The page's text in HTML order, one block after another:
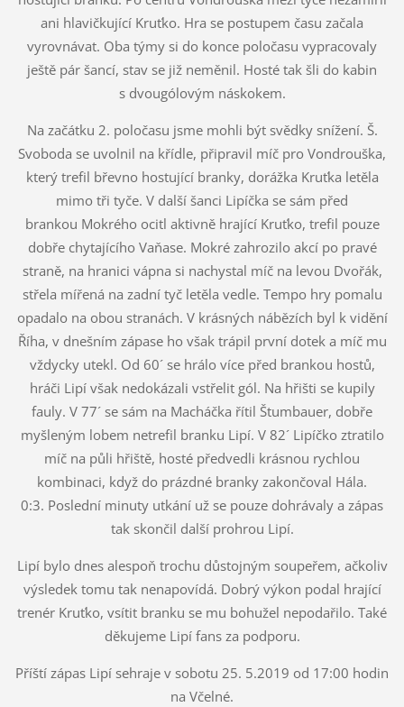
ani hlavičkující Kruťko. Hra se postupem času začala
vyrovnávat. Oba týmy si do konce poločasu vypracovaly
ještě pár šancí, stav se již neměnil. Hosté tak šli do kabin
s dvougólovým náskokem.
Na začátku 2. poločasu jsme mohli být svědky snížení. Š.
Svoboda se uvolnil na křídle, připravil míč pro Vondrouška,
který trefil břevno hostující branky, dorážka Kruťka letěla
mimo tři tyče. V další šanci Lipíčka se sám před
brankou Mokrého ocitl aktivně hrající Kruťko, trefil pouze
dobře chytajícího Vaňase. Mokré zahrozilo akcí po pravé
straně, na hranici vápna si nachystal míč na levou Dvořák,
střela mířená na zadní tyč letěla vedle. Tempo hry pomalu
opadalo na obou stranách. V krásných nábězích byl k vidění
Říha, v dnešním zápase ho však trápil první dotek a míč mu
vždycky utekl. Od 60´ se hrálo více před brankou hostů,
hráči Lipí však nedokázali vstřelit gól. Na hřišti se kupily
fauly. V 77´ se sám na Macháčka řítil Štumbauer, dobře
myšleným lobem netrefil branku Lipí. V 82´ Lipíčko ztratilo
míč na půli hřiště, hosté předvedli krásnou rychlou
kombinaci, když do prázdné branky zakončoval Hála.
0:3. Poslední minuty utkání už se pouze dohrávaly a zápas
tak skončil další prohrou Lipí.
Lipí bylo dnes alespoň trochu důstojným soupeřem, ačkoliv
výsledek tomu tak nenapovídá. Dobrý výkon podal hrající
trenér Kruťko, vsítit branku se mu bohužel nepodařilo. Také
děkujeme Lipí fans za podporu.
Příští zápas Lipí sehraje v sobotu 25. 5.2019 od 17:00 hodin
na Včelné.